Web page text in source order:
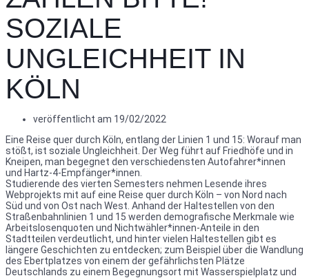
SOZIALE
UNGLEICHHEIT IN
KÖLN
veröffentlicht am 19/02/2022
Eine Reise quer durch Köln, entlang der Linien 1 und 15: Worauf man
stößt, ist soziale Ungleichheit. Der Weg führt auf Friedhöfe und in
Kneipen, man begegnet den verschiedensten Autofahrer*innen
und Hartz-4-Empfänger*innen.
Studierende des vierten Semesters nehmen Lesende ihres
Webprojekts mit auf eine Reise quer durch Köln – von Nord nach
Süd und von Ost nach West. Anhand der Haltestellen von den
Straßenbahnlinien 1 und 15 werden demografische Merkmale wie
Arbeitslosenquoten und Nichtwähler*innen-Anteile in den
Stadtteilen verdeutlicht, und hinter vielen Haltestellen gibt es
längere Geschichten zu entdecken; zum Beispiel über die Wandlung
des Ebertplatzes von einem der gefährlichsten Plätze
Deutschlands zu einem Begegnungsort mit Wasserspielplatz und